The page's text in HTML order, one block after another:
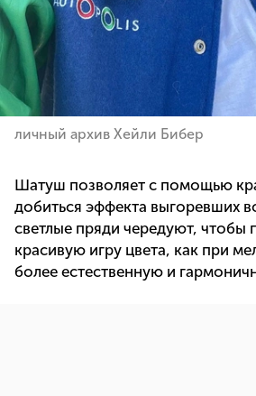
личный архив Хейли Бибер
Шатуш позволяет с помощью
добиться эффекта выгоревших
светлые пряди чередуют, чтобы
красивую игру цвета, как при
более естественную и